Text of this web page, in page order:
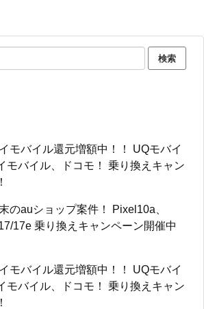
モバイル還元増額中！！ UQモバイ
モバイル、ドコモ！ 乗り換えキャン
のauショップ案件！ Pixel10a、
17e 乗り換えキャンペーン開催中
モバイル還元増額中！！ UQモバイ
モバイル、ドコモ！ 乗り換えキャン